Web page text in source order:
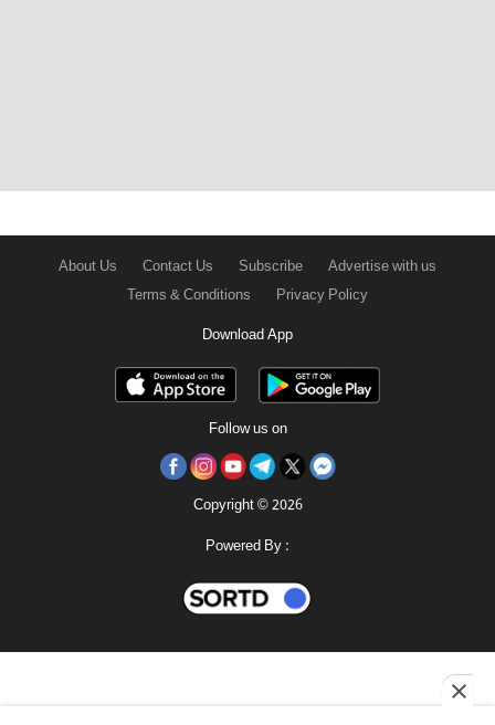
About Us Contact Us Subscribe
Advertise with us
Terms & Conditions
Privacy Policy
Download App
Follow us on
Copyright © 2026
Powered By :